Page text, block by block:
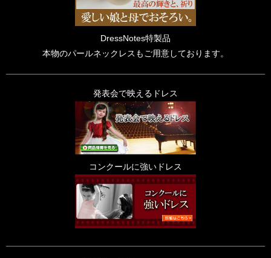
DressNotes特製品
本物のパールネックレスもご用意しております。
発表会で映えるドレス
コンクールに強いドレス